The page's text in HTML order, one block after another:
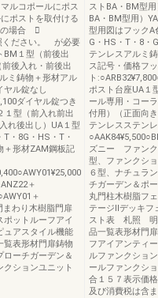
ルコポールにポス
ポストを取付ける
の場合 ⃝
ください。 が必要
BM１型（前後出
後入れ・前後出
ミ鋳物＋形材アル
ヤル錠なし
ダイヤル錠つき
１型（前入れ前出
れ後出し）UA１型
T・8G・HS・T・
＋形材ZAM鋼板記
＋
＋
わり木樹脂門扉
ットルーフアイ
ュアスタイル機能
覧表形材門扉鋳物
ローチガーデン＆
ションユニット
ストBA・BM型
BA・BM型用）
型用図はフック
G・HS・T・8・
テンレスアルミ
ス記号・価格フ
ト
ポスト台座UA１
ール専用・コー
付用）（正面向
テンレスステン
ズニー ファンク
型、ファンクシ
６型、ナチュラ
チガーデン＆ポ
丸門柱木樹脂フ
テージⅡデッキ
スト表 札照 明
品一覧表形材門
フアイアンティ
ルファンクショ
ールファンクシ
合１５７表示価
及び消費税は含